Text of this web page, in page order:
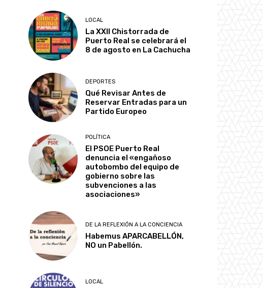
LOCAL
La XXII Chistorrada de
Puerto Real se celebrará el
8 de agosto en La Cachucha
DEPORTES
Qué Revisar Antes de
Reservar Entradas para un
Partido Europeo
POLÍTICA
El PSOE Puerto Real
denuncia el «engañoso
autobombo del equipo de
gobierno sobre las
subvenciones a las
asociaciones»
DE LA REFLEXIÓN A LA CONCIENCIA
Habemus APARCABELLÓN,
NO un Pabellón.
LOCAL